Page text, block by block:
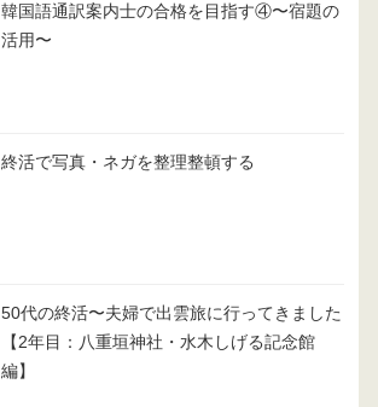
韓国語通訳案内士の合格を目指す④〜宿題の
活用〜
終活で写真・ネガを整理整頓する
50代の終活〜夫婦で出雲旅に行ってきました
【2年目：八重垣神社・水木しげる記念館
編】